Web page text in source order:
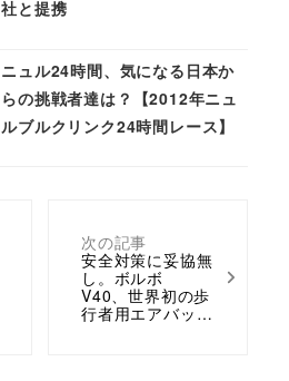
次の記事
安全対策に妥協無
し。ボルボ
V40、世界初の歩
行者用エアバッ…
社と提携
ニュル24時間、気になる日本か
らの挑戦者達は？【2012年ニュ
ルブルクリンク24時間レース】